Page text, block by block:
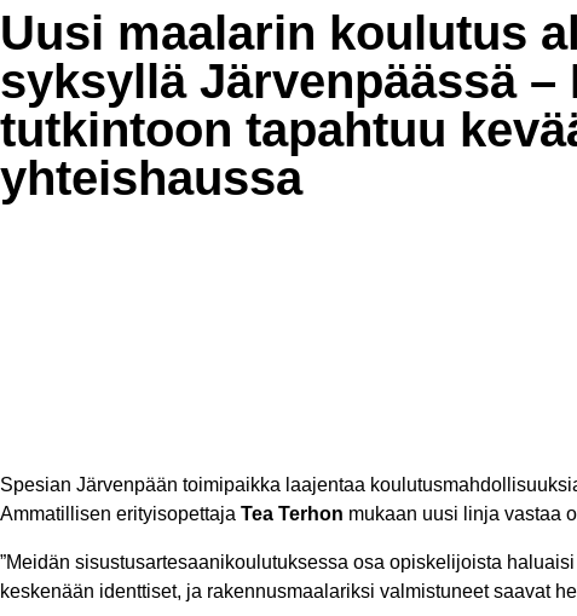
Uusi maalarin koulutus
syksyllä Järvenpäässä –
tutkintoon tapahtuu
yhteishaussa
Spesian Järvenpään toimipaikka laajentaa
Ammatillisen erityisopettaja Tea Terhon mukaan uusi linja vastaa
”Meidän sisustusartesaanikoulutuksessa osa opiskelijoista
keskenään identtiset, ja rakennusmaalariksi valmistuneet saavat